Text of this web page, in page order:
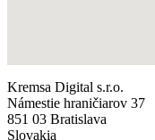
Kremsa Digital s.r.o.
Námestie hraničiarov 37
851 03 Bratislava
Slovakia